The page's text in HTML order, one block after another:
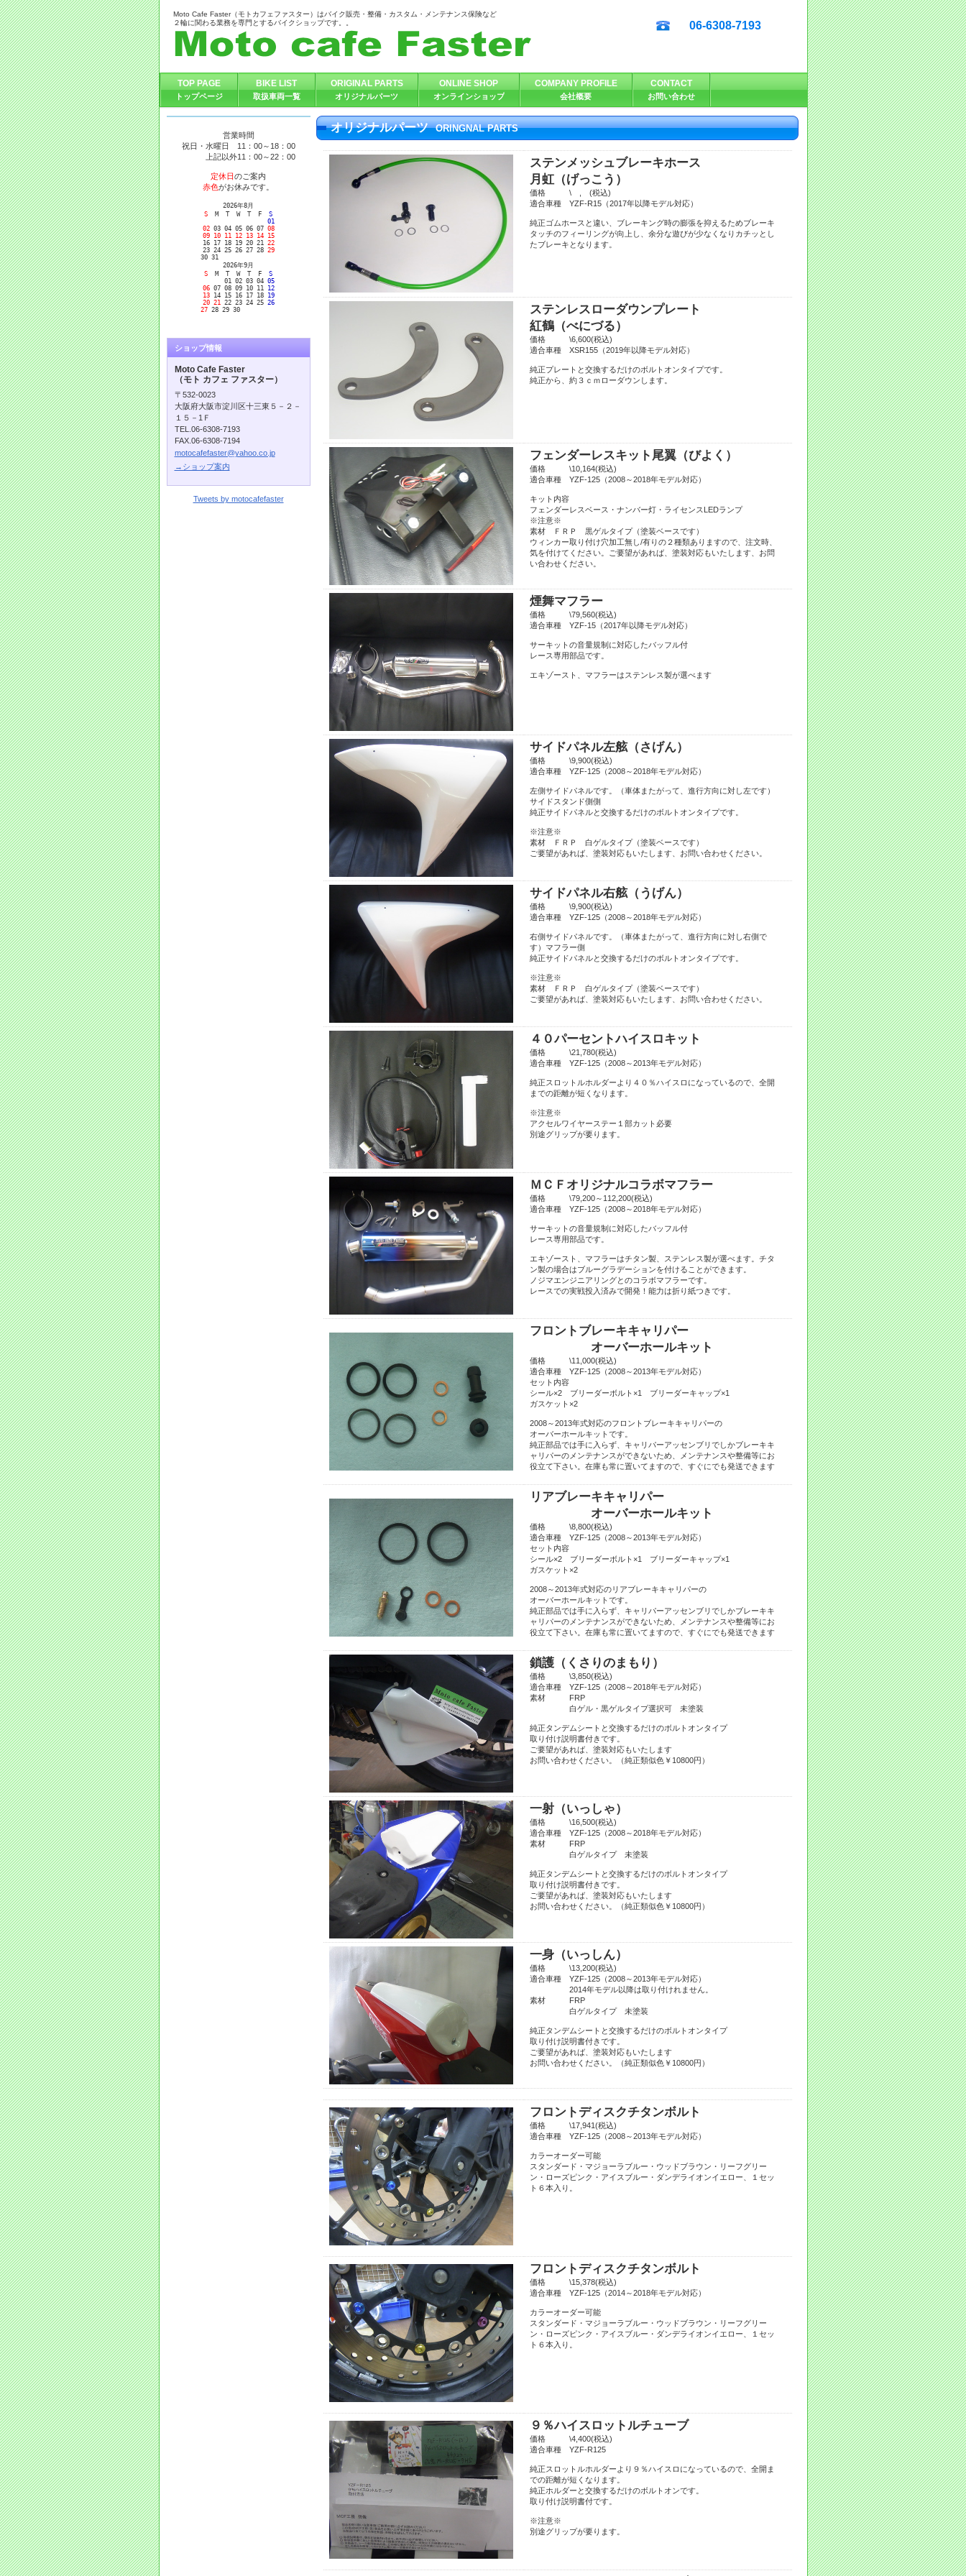
Moto Cafe Faster（モトカフェファスター）はバイク販売・整備・カスタム・メンテナンス保険など
２輪に関わる業務を専門とするバイクショップです。。
06-6308-7193
オリジナルパーツ ORINGNAL PARTS
ステンメッシュブレーキホース
月虹（げっこう）
価格 \ , (税込)
適合車種 YZF-R15（2017年以降モデル対応）
純正ゴムホースと違い、ブレーキング時の膨張を抑えるためブレーキ
タッチのフィーリングが向上し、余分な遊びが少なくなりカチッとし
たブレーキとなります。
ステンレスローダウンプレート
紅鶴（べにづる）
価格 \6,600(税込)
適合車種 XSR155（2019年以降モデル対応）
純正プレートと交換するだけのボルトオンタイプです。
純正から、約３ｃｍローダウンします。
フェンダーレスキット尾翼（びよく）
価格 \10,164(税込)
適合車種 YZF-125（2008～2018年モデル対応）
キット内容
フェンダーレスベース・ナンバー灯・ライセンスLEDランプ
※注意※
素材 ＦＲＰ 黒ゲルタイプ（塗装ベースです）
ウィンカー取り付け穴加工無し/有りの２種類ありますので、注文時、
気を付けてください。ご要望があれば、塗装対応もいたします、お問
い合わせください。
煙舞マフラー
価格 \79,560(税込)
適合車種 YZF-15（2017年以降モデル対応）
サーキットの音量規制に対応したバッフル付
レース専用部品です。
エキゾースト、マフラーはステンレス製が選べます
サイドパネル左舷（さげん）
価格 \9,900(税込)
適合車種 YZF-125（2008～2018年モデル対応）
左側サイドパネルです。（車体またがって、進行方向に対し左です）
サイドスタンド側側
純正サイドパネルと交換するだけのボルトオンタイプです。
※注意※
素材 ＦＲＰ 白ゲルタイプ（塗装ベースです）
ご要望があれば、塗装対応もいたします、お問い合わせください。
サイドパネル右舷（うげん）
価格 \9,900(税込)
適合車種 YZF-125（2008～2018年モデル対応）
右側サイドパネルです。（車体またがって、進行方向に対し右側で
す）マフラー側
純正サイドパネルと交換するだけのボルトオンタイプです。
※注意※
素材 ＦＲＰ 白ゲルタイプ（塗装ベースです）
ご要望があれば、塗装対応もいたします、お問い合わせください。
４０パーセントハイスロキット
価格 \21,780(税込)
適合車種 YZF-125（2008～2013年モデル対応）
純正スロットルホルダーより４０％ハイスロになっているので、全開
までの距離が短くなります。
※注意※
アクセルワイヤーステー１部カット必要
別途グリップが要ります。
ＭＣＦオリジナルコラボマフラー
価格 \79,200～112,200(税込)
適合車種 YZF-125（2008～2018年モデル対応）
サーキットの音量規制に対応したバッフル付
レース専用部品です。
エキゾースト、マフラーはチタン製、ステンレス製が選べます。チタ
ン製の場合はブルーグラデーションを付けることができます。
ノジマエンジニアリングとのコラボマフラーです。
レースでの実戦投入済みで開発！能力は折り紙つきです。
フロントブレーキキャリパー
オーバーホールキット
価格 \11,000(税込)
適合車種 YZF-125（2008～2013年モデル対応）
セット内容
シール×2 ブリーダーボルト×1 ブリーダーキャップ×1
ガスケット×2
2008～2013年式対応のフロントブレーキキャリパーの
オーバーホールキットです。
純正部品では手に入らず、キャリパーアッセンブリでしかブレーキキ
ャリパーのメンテナンスができないため、メンテナンスや整備等にお
役立て下さい。在庫も常に置いてますので、すぐにでも発送できます
リアブレーキキャリパー
オーバーホールキット
価格 \8,800(税込)
適合車種 YZF-125（2008～2013年モデル対応）
セット内容
シール×2 ブリーダーボルト×1 ブリーダーキャップ×1
ガスケット×2
2008～2013年式対応のリアブレーキキャリパーの
オーバーホールキットです。
純正部品では手に入らず、キャリパーアッセンブリでしかブレーキキ
ャリパーのメンテナンスができないため、メンテナンスや整備等にお
役立て下さい。在庫も常に置いてますので、すぐにでも発送できます
鎖護（くさりのまもり）
価格 \3,850(税込)
適合車種 YZF-125（2008～2018年モデル対応）
素材 FRP
白ゲル・黒ゲルタイプ選択可 未塗装
純正タンデムシートと交換するだけのボルトオンタイプ
取り付け説明書付きです。
ご要望があれば、塗装対応もいたします
お問い合わせください。（純正類似色￥10800円）
一射（いっしゃ）
価格 \16,500(税込)
適合車種 YZF-125（2008～2018年モデル対応）
素材 FRP
白ゲルタイプ 未塗装
純正タンデムシートと交換するだけのボルトオンタイプ
取り付け説明書付きです。
ご要望があれば、塗装対応もいたします
お問い合わせください。（純正類似色￥10800円）
一身（いっしん）
価格 \13,200(税込)
適合車種 YZF-125（2008～2013年モデル対応）
2014年モデル以降は取り付けれません。
素材 FRP
白ゲルタイプ 未塗装
純正タンデムシートと交換するだけのボルトオンタイプ
取り付け説明書付きです。
ご要望があれば、塗装対応もいたします
お問い合わせください。（純正類似色￥10800円）
フロントディスクチタンボルト
価格 \17,941(税込)
適合車種 YZF-125（2008～2013年モデル対応）
カラーオーダー可能
スタンダード・マジョーラブルー・ウッドブラウン・リーフグリー
ン・ローズピンク・アイスブルー・ダンデライオンイエロー、１セッ
ト６本入り。
フロントディスクチタンボルト
価格 \15,378(税込)
適合車種 YZF-125（2014～2018年モデル対応）
カラーオーダー可能
スタンダード・マジョーラブルー・ウッドブラウン・リーフグリー
ン・ローズピンク・アイスブルー・ダンデライオンイエロー、１セッ
ト６本入り。
９％ハイスロットルチューブ
価格 \4,400(税込)
適合車種 YZF-R125
純正スロットルホルダーより９％ハイスロになっているので、全開ま
での距離が短くなります。
純正ホルダーと交換するだけのボルトオンです。
取り付け説明書付です。
※注意※
別途グリップが要ります。
TOP PAGE
トップページ
BIKE LIST
取扱車両一覧
ORIGINAL PARTS
オリジナルパーツ
ONLINE SHOP
オンラインショップ
COMPANY PROFILE
会社概要
CONTACT
お問い合わせ
営業時間
祝日・水曜日 11：00～18：00
上記以外11：00～22：00
定休日のご案内
赤色がお休みです。
2026年8月
S M T W T F S
01
02 03 04 05 06 07 08
09 10 11 12 13 14 15
16
17 18 19 20 21 22
23 24 25 26 27 28 29
30 31
2026年9月
S M T W T F S
01 02 03 04 05
06 07 08 09 10 11 12
13 14 15 16 17 18 19
20 21 22 23 24 25 26
27 28 29 30
ショップ情報
Moto Cafe Faster
（モト カフェ ファスター）
〒532-0023
大阪府大阪市淀川区十三東５－２－
１５－1Ｆ
TEL.06-6308-7193
FAX.06-6308-7194
motocafefaster@yahoo.co.jp
→ショップ案内
Tweets by motocafefaster